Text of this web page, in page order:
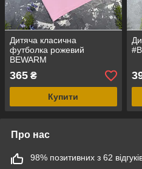
Дитяча класична
футболка рожевий
BEWARM
365 ₴
Купити
Про нас
98% позитивних з 62